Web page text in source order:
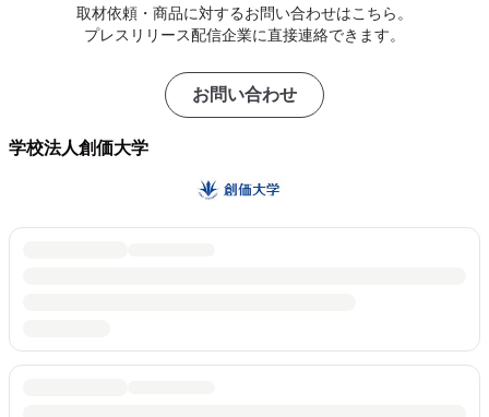
取材依頼・商品に対するお問い合わせはこちら。
プレスリリース配信企業に直接連絡できます。
お問い合わせ
学校法人創価大学